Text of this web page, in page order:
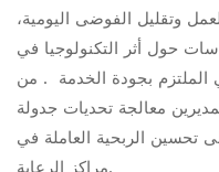
وتقليل الفوضى اليومية،
حول أثر التكنولوجيا في
الملتزم بجودة الخدمة . من
معالجة تحديات جدولة
تحسين الربحية العاملة في
مراكز الرعاية.